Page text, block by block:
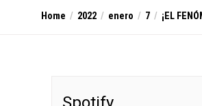
Home 2022 enero 7 ¡EL